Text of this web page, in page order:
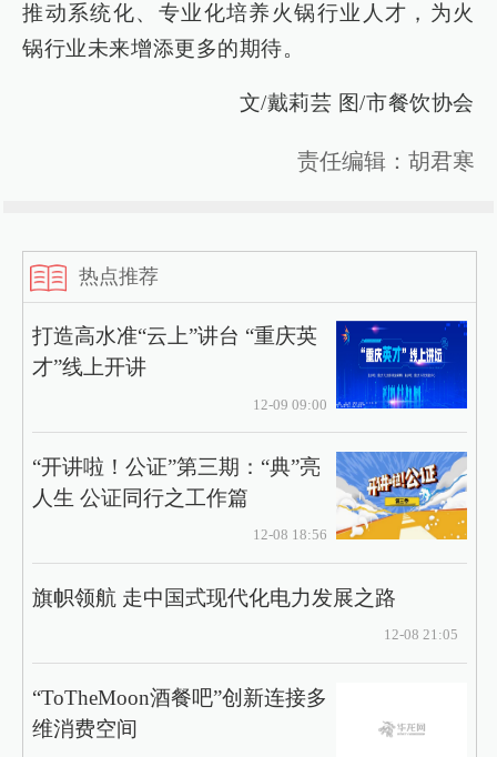
推动系统化、专业化培养火锅行业人才，为火
锅行业未来增添更多的期待。
文/戴莉芸 图/市餐饮协会
责任编辑：胡君寒
热点推荐
打造高水准“云上”讲台 “重庆英
才”线上开讲
12-09 09:00
“开讲啦！公证”第三期：“典”亮
人生 公证同行之工作篇
12-08 18:56
旗帜领航 走中国式现代化电力发展之路
12-08 21:05
“ToTheMoon酒餐吧”创新连接多
维消费空间